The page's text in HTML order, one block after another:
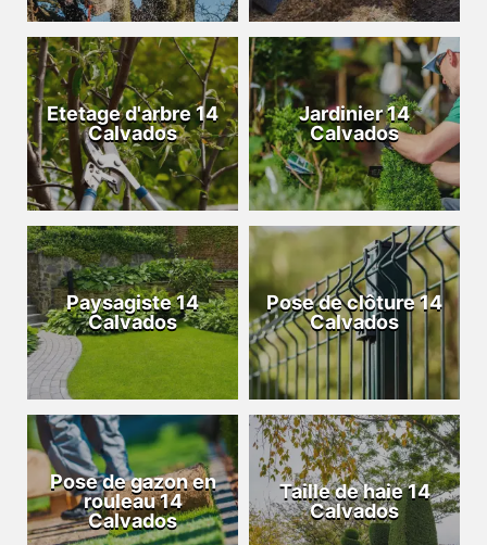
Etetage d'arbre 14
Calvados
Jardinier 14
Calvados
Paysagiste 14
Calvados
Pose de clôture 14
Calvados
Pose de gazon en
rouleau 14
Calvados
Taille de haie 14
Calvados